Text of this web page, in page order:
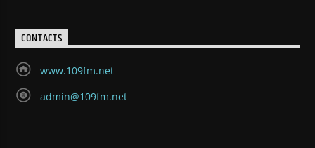
CONTACTS
www.109fm.net
admin@109fm.net